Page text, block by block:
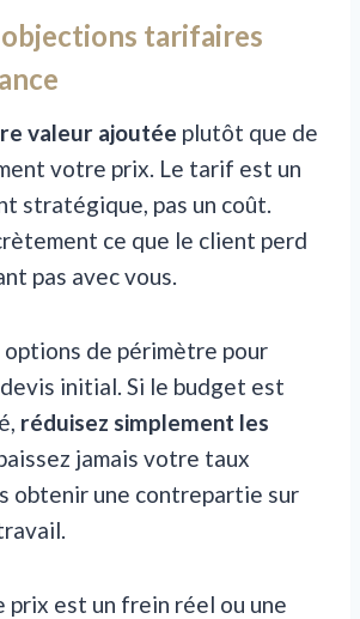
tarifaires
valeur ajoutée plutôt que de
votre prix. Le tarif est un
stratégique, pas un coût.
ce que le client perd
pas avec vous.
options de périmètre pour
initial. Si le budget est
réduisez simplement les
jamais votre taux
obtenir une contrepartie sur
prix est un frein réel ou une